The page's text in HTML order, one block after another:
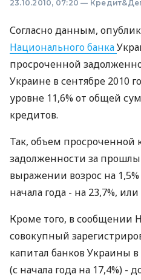
23.10.2010, 07:20 —
Согласно данным,
Национального банка
просроченной
Украине в сентябре 2010
уровне 11,6% от общей
кредитов.
Так, объем просроченной
задолженности за
выражении возрос на
начала года - на 23,7%,
Кроме того, в сообщении
совокупный
капитал банков Украины
(с начала года на 17,4%) -